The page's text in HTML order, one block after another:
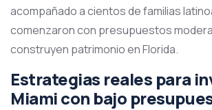
acompañado a cientos de familias
comenzaron con presupuestos
construyen patrimonio en Florida.
Estrategias reales para
Miami con bajo